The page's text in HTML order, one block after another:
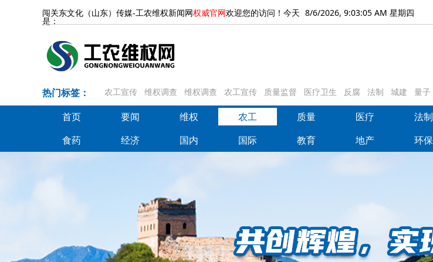
8/6/2026, 9:03:06 AM 星期四
闯关东文化（山东）传媒-工农维权新闻网权威官网欢迎您的访问！今天
是：
热门标签： 农工宣传 维权调查 维权调查 农工宣传 质量监督 医疗卫生 反腐 法制 城建 量子
首页
首页
要闻
要闻
维权
维权
农工
农工
质量
质量
医疗
医疗
法制
法制
食药
经济
国内
国际
教育
地产
环保